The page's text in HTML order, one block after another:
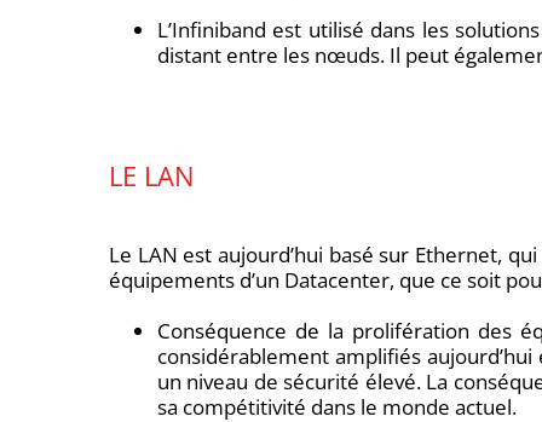
L’Infiniband est utilisé dans les
distant entre les nœuds. Il peut
LE LAN
Le LAN est aujourd’hui basé sur Ethernet,
équipements d’un Datacenter, que ce soit
Conséquence de la prolifération des
considérablement amplifiés
un niveau de sécurité élevé. La
sa compétitivité dans le monde actuel.